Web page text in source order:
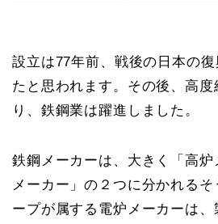
設立は77年前、戦後の日本の
たと思われます。その後、高
り、鉄鋼業は躍進しました。
鉄鋼メーカーは、大きく「高
メーカー」の２つに分かれる
ープが属する電炉メーカーは